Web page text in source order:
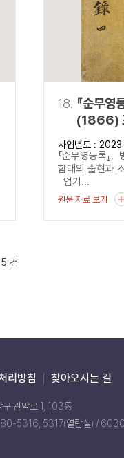
18. 『순무영
(1866)
출현과
기록
사업년도 : 2023
『순무영등록
함대의 출현과
엄기...
원문 자료 보기
건
리방침 찾아오시는 길
구 관악로 1, 103동
5316, 5317(열람실) /